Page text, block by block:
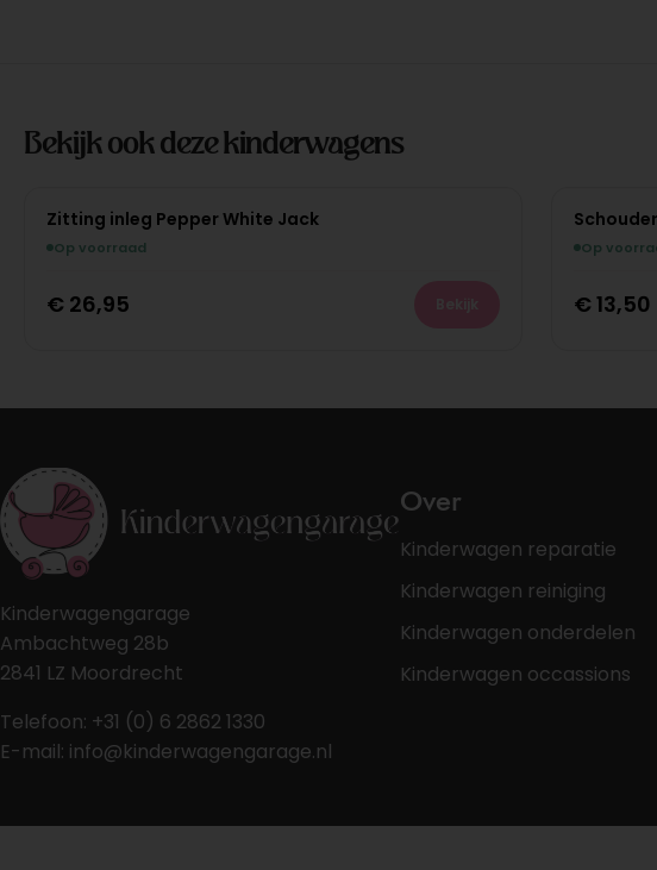
Bekijk ook deze kinderwagens
Zitting inleg Pepper White Jack
Op voorraad
€ 26,95
Op
€ 13,50
Kinderwagengarage
Ambachtweg 28b
2841 LZ Moordrecht
Telefoon: +31 (0) 6 2862 1330
E-mail: info@kinderwagengarage.nl
Over
Kinderwagen reparatie
Kinderwagen reiniging
Kinderwagen onderdelen
Kinderwagen occassions